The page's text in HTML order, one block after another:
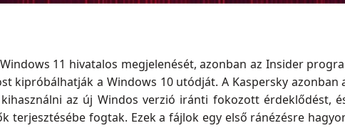
11 hivatalos megjelenését, azonban az Insider
kipróbálhatják a Windows 10 utódját. A Kaspersky azonban
az új Windos verzió iránti fokozott érdeklődést,
terjesztésébe fogtak. Ezek a fájlok egy első ránézésre